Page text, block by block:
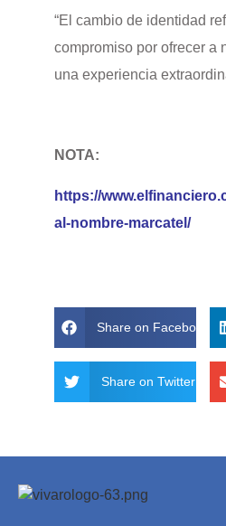
“El cambio de identidad
compromiso por ofrecer a
una experiencia
NOTA:
https://
al-nombre-marcatel/
Share on Facebook
Share on Twitter